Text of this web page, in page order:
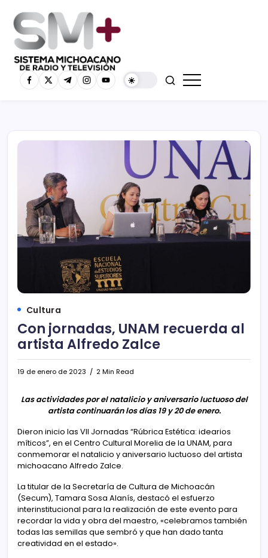
Cultura
Con jornadas, UNAM recuerda al
artista Alfredo Zalce
19 de enero de 2023 2 Min Read
Las actividades por el natalicio y aniversario luctuoso del
artista continuarán los días 19 y 20 de enero.
Dieron inicio las VII Jornadas “Rúbrica Estética: idearios
míticos”, en el Centro Cultural Morelia de la UNAM, para
conmemorar el natalicio y aniversario luctuoso del artista
michoacano Alfredo Zalce.
La titular de la Secretaría de Cultura de Michoacán
(Secum), Tamara Sosa Alanís, destacó el esfuerzo
interinstitucional para la realización de este evento para
recordar la vida y obra del maestro, «celebramos también
todas las semillas que sembró y que han dado tanta
creatividad en el estado».